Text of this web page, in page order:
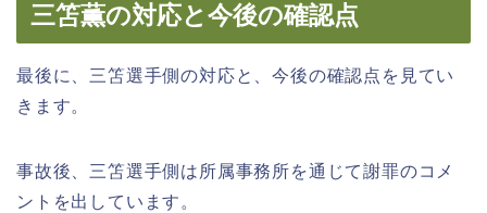
三笘薫の対応と今後の確認点
最後に、三笘選手側の対応と、今後の確認点を見てい
きます。
事故後、三笘選手側は所属事務所を通じて謝罪のコメ
ントを出しています。